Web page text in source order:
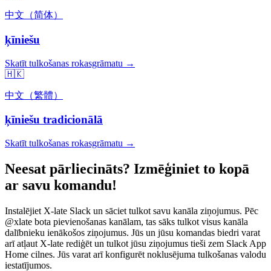
中文（简体）
ķīniešu
Skatīt tulkošanas rokasgrāmatu →
🇭🇰
中文（繁體）
ķīniešu tradicionālā
Skatīt tulkošanas rokasgrāmatu →
Neesat pārliecināts? Izmēģiniet to kopā
ar savu komandu!
Instalējiet X-late Slack un sāciet tulkot savu kanāla ziņojumus. Pēc
@xlate bota pievienošanas kanālam, tas sāks tulkot visus kanāla
dalībnieku ienākošos ziņojumus. Jūs un jūsu komandas biedri varat
arī atļaut X-late rediģēt un tulkot jūsu ziņojumus tieši zem Slack App
Home cilnes. Jūs varat arī konfigurēt noklusējuma tulkošanas valodu
iestatījumos.